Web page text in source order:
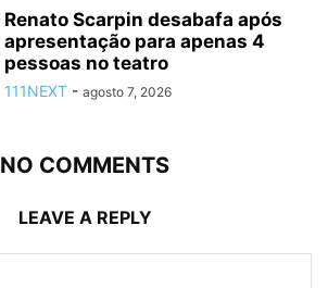
Renato Scarpin desabafa após
apresentação para apenas 4
pessoas no teatro
111NEXT - agosto 7, 2026
NO COMMENTS
LEAVE A REPLY